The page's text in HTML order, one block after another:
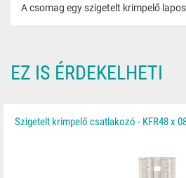
A csomag egy szigetelt krimpelő
EZ IS ÉRDEKELHETI
Szigetelt krimpelő csatlakozó - KFR48 x